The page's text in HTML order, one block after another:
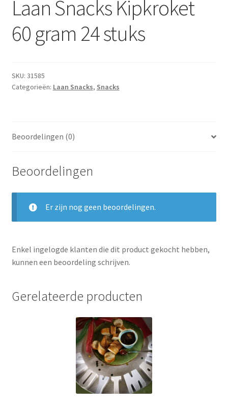
Dranken
Droge Kruidenierswaren
Koeling
Salades
Stoverijen
Maaltijden Diepvries
Laan Snacks Kipkroket
60 gram 24 stuks
SKU: 31585
Categorieën: Laan Snacks, Snacks
Beoordelingen (0)
Beoordelingen
Er zijn nog geen beoordelingen.
Enkel ingelogde klanten die dit product gekocht hebben,
kunnen een beoordeling schrijven.
Gerelateerde producten